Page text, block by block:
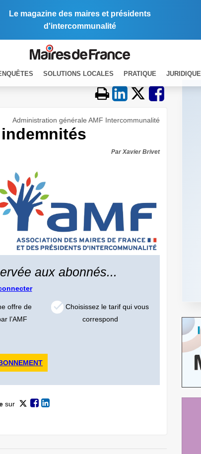
Le magazine des maires et présidents
d'intercommunalité
SOLUTIONS LOCALES PRATIQUE JURIDIQUE
Administration générale AMF Intercommunalité
Par Xavier Brivet
aux abonnés...
offre de
l’AMF
Choisissez le tarif qui vous
correspond
sur